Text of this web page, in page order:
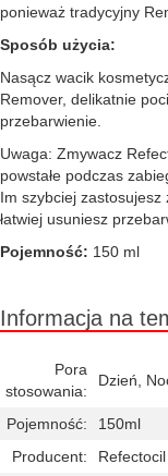
ponieważ tradycyjny
Sposób użycia:
Nasącz wacik
Remover, delikatnie
przebarwienie.
Uwaga: Zmywacz
powstałe podczas
Im szybciej
łatwiej usuniesz
Pojemność: 150 ml
Informacja na
Pora
stosowania:
Dzień,
Pojemność:
150ml
Producent:
Refectocil